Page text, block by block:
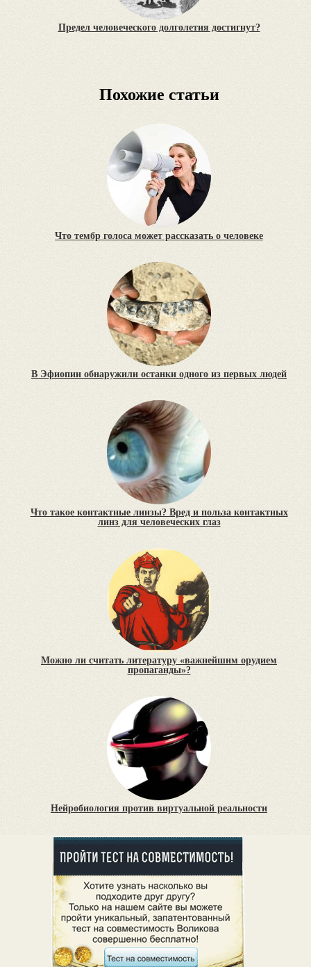
Предел человеческого долголетия достигнут?
Похожие статьи
Что тембр голоса может рассказать о человеке
В Эфиопии обнаружили останки одного из первых людей
Что такое контактные линзы? Вред и польза контактных
линз для человеческих глаз
Можно ли считать литературу «важнейшим орудием
пропаганды»?
Нейробиология против виртуальной реальности